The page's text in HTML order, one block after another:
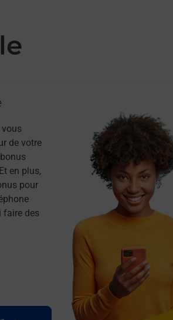
vous
de votre
en plus,
pour
faire des